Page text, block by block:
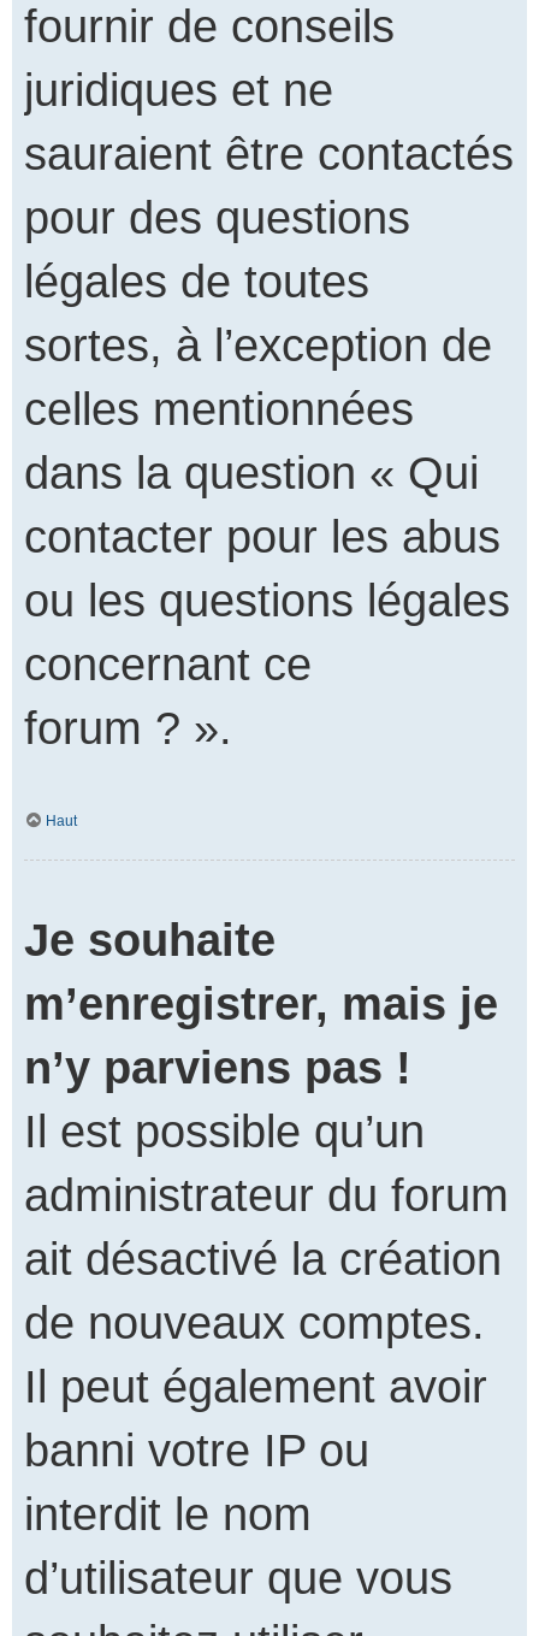
fournir de conseils
juridiques et ne
sauraient être contactés
pour des questions
légales de toutes
sortes, à l’exception de
celles mentionnées
dans la question « Qui
contacter pour les abus
ou les questions légales
concernant ce
forum ? ».
Haut
Je souhaite
m’enregistrer, mais je
n’y parviens pas !
Il est possible qu’un
administrateur du forum
ait désactivé la création
de nouveaux comptes.
Il peut également avoir
banni votre IP ou
interdit le nom
d’utilisateur que vous